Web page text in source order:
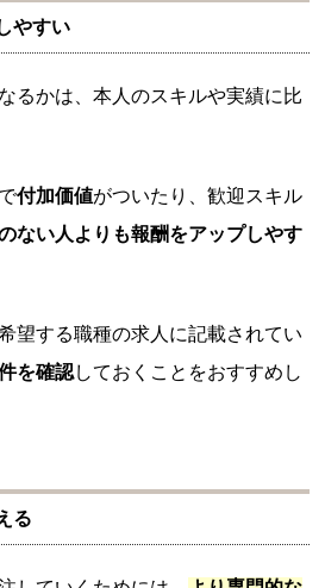
やすい
るかは、本人のスキルや実績に比
付加価値がついたり、歓迎スキル
ない人よりも報酬をアップしやす
望する職種の求人に記載されてい
を確認しておくことをおすすめし
る